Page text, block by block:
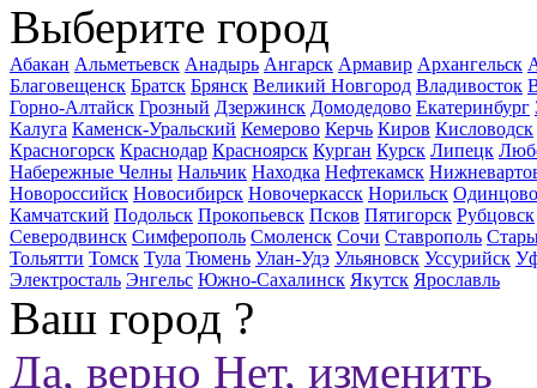
Выберите город
Абакан Альметьевск Анадырь Ангарск Армавир Архангельск
Благовещенск Братск Брянск Великий Новгород Владивосток
Горно-Алтайск Грозный Дзержинск Домодедово Екатеринбург
Калуга Каменск-Уральский Кемерово Керчь Киров Кисловодск
Красногорск Краснодар Красноярск Курган Курск Липецк
Набережные Челны Нальчик Находка Нефтекамск
Новороссийск Новосибирск Новочеркасск Норильск Одинцово
Камчатский Подольск Прокопьевск Псков Пятигорск Рубцовск
Северодвинск Симферополь Смоленск Сочи Ставрополь
Тольятти Томск Тула Тюмень Улан-Удэ Ульяновск Уссурийск
Электросталь Энгельс Южно-Сахалинск Якутск Ярославль
Ваш город ?
Да, верно Нет, изменить